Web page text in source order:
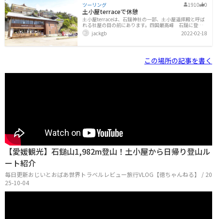
ツーリング 1910 0
土小屋terraceで休憩
土小屋terraceは、石鎚神社の一部、土小屋遥拝殿と呼ば
れる社屋の目の前にあります。四国最高峰 石鎚に登る
ための拠点にもなります。石鎚スカイラインの終点か
つ、林道でUFOラインへつながっています。広い駐車場
なります。土小屋terraceは、いわゆる山頂のお食事処み
して、お洒落なお店になったのです。 お店の上の建物
は、登山用の簡易宿舎の様です。で、このお店、中に入
jackgb 2022-02-18
この場所の記事を書く
【愛媛観光】石鎚山1,982m登山！土小屋から日帰り登山ル
ート紹介
毎日更新おじいとおばあ世界トラベルレビュー旅行VLOG【徳ちゃんねる】 / 20
25-10-04